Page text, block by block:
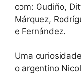
com: Gudiño,
Márquez,
e Fernández.
Uma
o argentino